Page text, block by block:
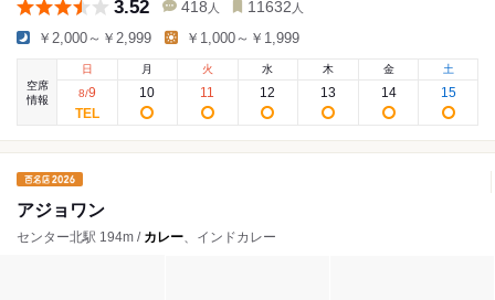
3.52 418 人 11632 人
￥2,000～￥2,999 ￥1,000～￥1,999
空席
情報
日
8/9
月
10
火
11
水
12
木
13
金
14
土
15
アジョワン
センター北駅 194m / カレー、インドカレー